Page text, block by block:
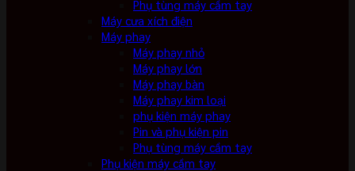
Phụ tùng máy cầm tay
Máy cưa xích điện
Máy phay
Máy phay nhỏ
Máy phay lớn
Máy phay bàn
Máy phay kim loại
phụ kiện máy phay
Pin và phụ kiện pin
Phụ tùng máy cầm tay
Phụ kiện máy cầm tay